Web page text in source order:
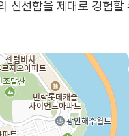
신선함을 제대로 경험할